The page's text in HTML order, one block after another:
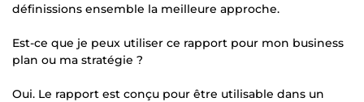
définissions ensemble la meilleure approche.
Est-ce que je peux utiliser ce rapport pour mon business
plan ou ma stratégie ?
Oui. Le rapport est conçu pour être utilisable dans un